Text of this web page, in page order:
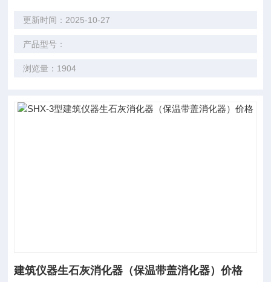
更新时间：2025-10-27
产品型号：
浏览量：1904
建筑仪器生石灰消化器（保温带盖消化器）价格